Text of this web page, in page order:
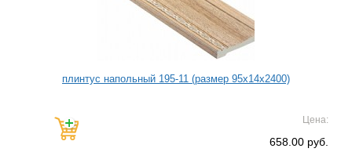
плинтус напольный 195-11 (размер 95х14х2400)
Цена:
658.00 руб.